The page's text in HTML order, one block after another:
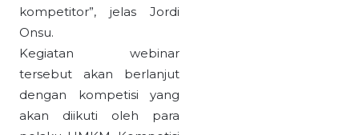
kompetitor”, jelas Jordi
Onsu.
Kegiatan webinar
tersebut akan berlanjut
dengan kompetisi yang
akan diikuti oleh para